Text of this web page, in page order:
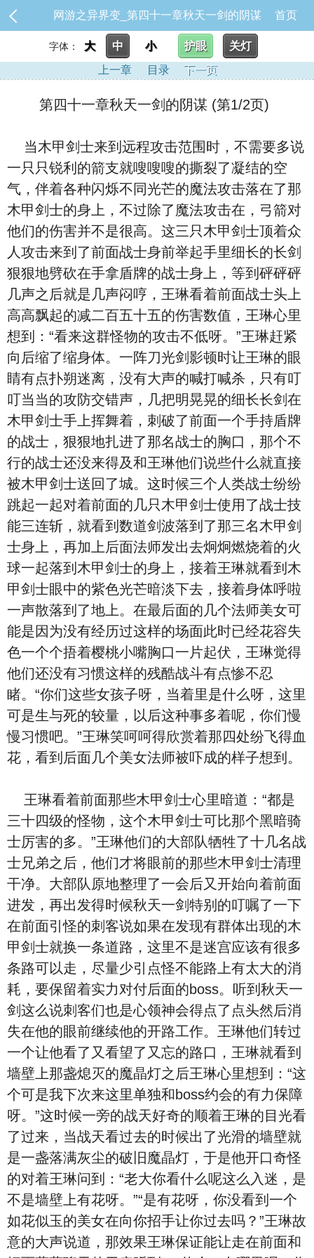
网游之异界变_第四十一章秋天一剑的阴谋 首页
字体： 大 中 小 护眼
关灯
上一章
目录 下一页
第四十一章秋天一剑的阴谋 (第1/2页)
当木甲剑士来到远程攻击范围时，不需要多说
一只只锐利的箭支就嗖嗖嗖的撕裂了凝结的空
气，伴着各种闪烁不同光芒的魔法攻击落在了那
木甲剑士的身上，不过除了魔法攻击在，弓箭对
他们的伤害并不是很高。这三只木甲剑士顶着众
人攻击来到了前面战士身前举起手里细长的长剑
狠狠地劈砍在手拿盾牌的战士身上，等到砰砰砰
几声之后就是几声闷哼，王琳看着前面战士头上
高高飘起的减二百五十五的伤害数值，王琳心里
想到：“看来这群怪物的攻击不低呀。”王琳赶紧
向后缩了缩身体。一阵刀光剑影顿时让王琳的眼
睛有点扑朔迷离，没有大声的喊打喊杀，只有叮
叮当当的攻防交错声，几把明晃晃的细长长剑在
木甲剑士手上挥舞着，刺破了前面一个手持盾牌
的战士，狠狠地扎进了那名战士的胸口，那个不
行的战士还没来得及和王琳他们说些什么就直接
被木甲剑士送回了城。这时候三个人类战士纷纷
跳起一起对着前面的几只木甲剑士使用了战士技
能三连斩，就看到数道剑波落到了那三名木甲剑
士身上，再加上后面法师发出去炯炯燃烧着的火
球一起落到木甲剑士的身上，接着王琳就看到木
甲剑士眼中的紫色光芒暗淡下去，接着身体呼啦
一声散落到了地上。在最后面的几个法师美女可
能是因为没有经历过这样的场面此时已经花容失
色一个个捂着樱桃小嘴胸口一片起伏，王琳觉得
他们还没有习惯这样的残酷战斗有点惨不忍
睹。“你们这些女孩子呀，当着里是什么呀，这里
可是生与死的较量，以后这种事多着呢，你们慢
慢习惯吧。”王琳笑呵呵得欣赏着那四处纷飞得血
花，看到后面几个美女法师被吓成的样子想到。
王琳看着前面那些木甲剑士心里暗道：“都是
三十四级的怪物，这个木甲剑士可比那个黑暗骑
士厉害的多。”王琳他们的大部队牺牲了十几名战
士兄弟之后，他们才将眼前的那些木甲剑士清理
干净。大部队原地整理了一会后又开始向着前面
进发，再出发得时候秋天一剑特别的叮嘱了一下
在前面引怪的刺客说如果在发现有群体出现的木
甲剑士就换一条道路，这里不是迷宫应该有很多
条路可以走，尽量少引点怪不能路上有太大的消
耗，要保留着实力对付后面的boss。听到秋天一
剑这么说刺客们也是心领神会得点了点头然后消
失在他的眼前继续他的开路工作。王琳他们转过
一个让他看了又看望了又忘的路口，王琳就看到
墙壁上那盏熄灭的魔晶灯之后王琳心里想到：“这
个可是我下次来这里单独和boss约会的有力保障
呀。”这时候一旁的战天好奇的顺着王琳的目光看
了过来，当战天看过去的时候出了光滑的墙壁就
是一盏落满灰尘的破旧魔晶灯，于是他开口奇怪
的对着王琳问到：“老大你看什么呢这么入迷，是
不是墙壁上有花呀。”“是有花呀，你没看到一个
如花似玉的美女在向你招手让你过去吗？”王琳故
意的大声说道，那效果王琳保证能让走在前面和